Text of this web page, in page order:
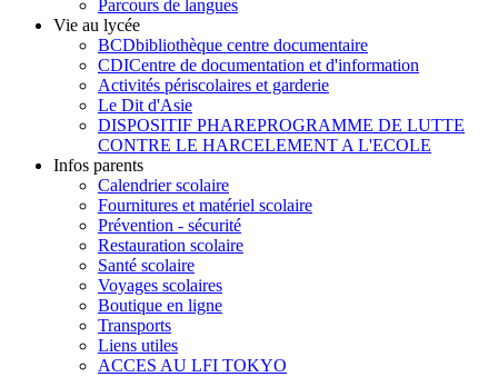
Parcours de langues
Vie au lycée
BCDbibliothèque centre documentaire
CDICentre de documentation et d'information
Activités périscolaires et garderie
Le Dit d'Asie
DISPOSITIF PHAREPROGRAMME DE LUTTE
CONTRE LE HARCELEMENT A L'ECOLE
Infos parents
Calendrier scolaire
Fournitures et matériel scolaire
Prévention - sécurité
Restauration scolaire
Santé scolaire
Voyages scolaires
Boutique en ligne
Transports
Liens utiles
ACCES AU LFI TOKYO